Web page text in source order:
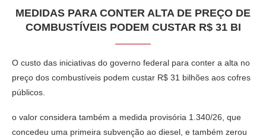
MEDIDAS PARA CONTER ALTA DE PREÇO DE
COMBUSTÍVEIS PODEM CUSTAR R$ 31 BI
O custo das iniciativas do governo federal para conter a alta no
preço dos combustíveis podem custar R$ 31 bilhões aos cofres
públicos.
o valor considera também a medida provisória 1.340/26, que
concedeu uma primeira subvenção ao diesel, e também zerou